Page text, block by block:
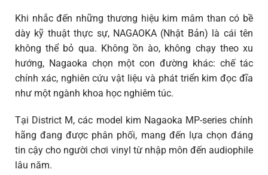
Khi nhắc đến những thương hiệu kim mâm than có bề
dày kỹ thuật thực sự, NAGAOKA (Nhật Bản) là cái tên
không thể bỏ qua. Không ồn ào, không chạy theo xu
hướng, Nagaoka chọn một con đường khác: chế tác
chính xác, nghiên cứu vật liệu và phát triển kim đọc đĩa
như một ngành khoa học nghiêm túc.
Tại District M, các model kim Nagaoka MP-serieschính
hãng đang được phân phối, mang đến lựa chọn đáng
tin cậy cho người chơi vinyl từ nhập môn đến audiophile
lâu năm.